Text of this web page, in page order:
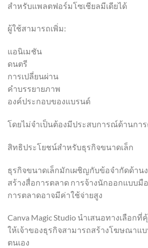
สำหรับแพลตฟอร์มโซเชียลมีเดียได้
ผู้ใช้สามารถเพิ่ม:
แอนิเมชัน
ดนตรี
การเปลี่ยนผ่าน
คำบรรยายภาพ
องค์ประกอบของแบรนด์
โดยไม่จำเป็นต้องมีประสบการณ์ด้านกา
สิทธิประโยชน์สำหรับธุรกิจขนาดเล็ก
ธุรกิจขนาดเล็กมักเผชิญกับข้อจำกัดด้าน
สร้างสื่อการตลาด การจ้างนักออกแบบ
การตลาดอาจมีค่าใช้จ่ายสูง
Canva Magic Studio นำเสนอทางเลือก
ให้เจ้าของธุรกิจสามารถสร้างโฆษณาแ
ตนเอง